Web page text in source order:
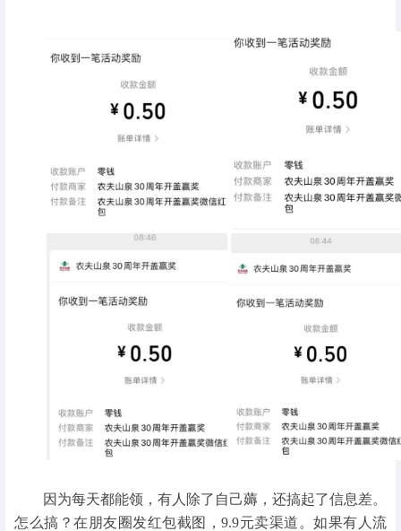
因为每天都能领，有人除了自己薅，还搞起了信息差。
怎么搞？在朋友圈发红包截图，9.9元卖渠道。如果有人流